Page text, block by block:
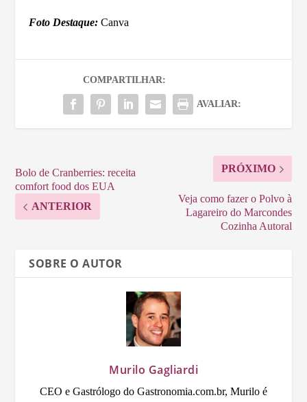
Foto Destaque: Canva
COMPARTILHAR:
AVALIAR:
Bolo de Cranberries: receita
comfort food dos EUA
ANTERIOR
PRÓXIMO
Veja como fazer o Polvo à
Lagareiro do Marcondes
Cozinha Autoral
SOBRE O AUTOR
Murilo Gagliardi
CEO e Gastrólogo do Gastronomia.com.br, Murilo é